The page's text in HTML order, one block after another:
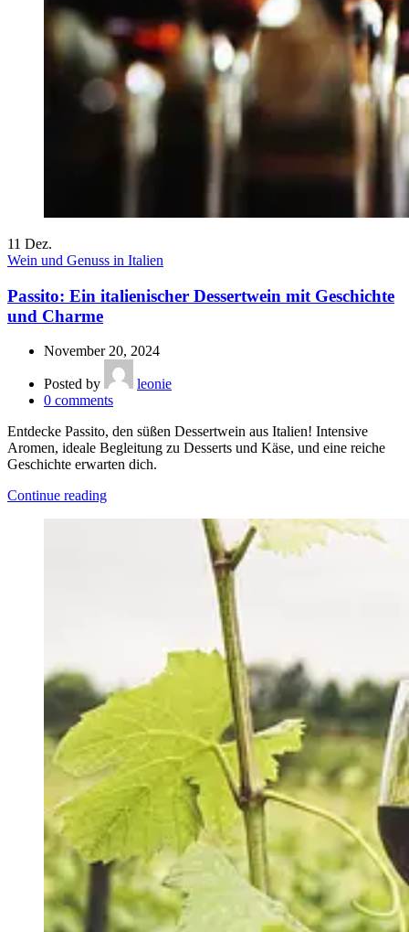
11 Dez.
Wein und Genuss in Italien
Passito: Ein italienischer Dessertwein mit Geschichte
und Charme
November 20, 2024
Posted by
leonie
0 comments
Entdecke Passito, den süßen Dessertwein aus Italien! Intensive
Aromen, ideale Begleitung zu Desserts und Käse, und eine reiche
Geschichte erwarten dich.
Continue reading